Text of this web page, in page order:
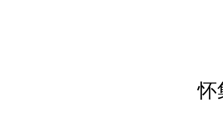
怀